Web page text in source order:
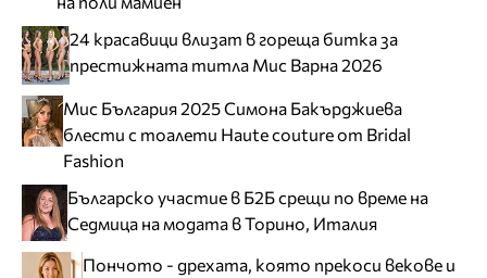
24 красавици влизат в гореща битка за
престижната титла Мис Варна 2026
Мис България 2025 Симона Бакърджиева
блести с тоалети Haute couture от Bridal
Fashion
Българско участие в Б2Б срещи по време на
Седмица на модата в Торино, Италия
Пончото - дрехата, която прекоси векове и